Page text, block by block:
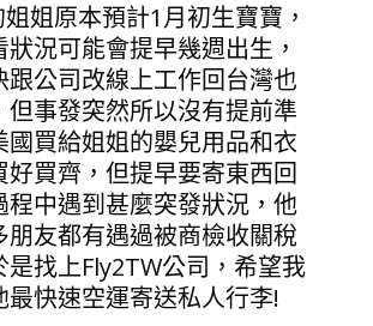
姐姐原本預計1月初生寶寶，
況可能會提早幾週出生，
跟公司改線上工作回台灣也
但事發突然所以沒有提前準
國買給姐姐的嬰兒用品和衣
好買齊，但提早要寄東西回
程中遇到甚麼突發狀況，他
朋友都有遇過被商檢收關稅
是找上Fly2TW公司，希望我
最快速空運寄送私人行李!